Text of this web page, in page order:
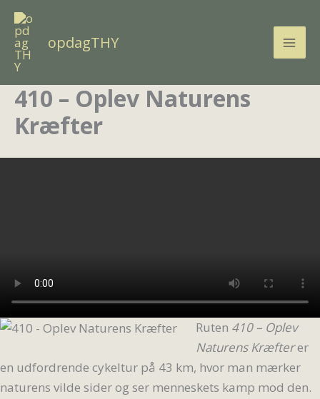
Gå
indholdetopdagTHY
410 – Oplev Naturens
Kræfter
Ruten 410 – Oplev
Naturens Kræfterer
en udfordrende cykeltur på 43 km, hvor man mærker
naturens vilde sider og ser menneskets kamp mod den.